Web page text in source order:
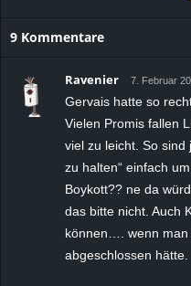
9 Kommentare
Ravenier 7. Februar
Gervais hatte so
Vielen Promis fallen
viel zu leicht. So sind
zu halten“ einfach
Boykott?? ne da
das bitte nicht. Auch
können…. wenn man
abgeschlossen hätte.